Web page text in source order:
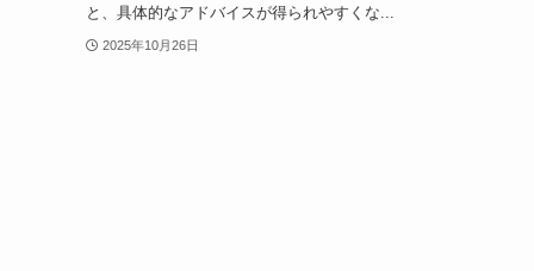
と、具体的なアドバイスが得られやすくな...
2025年10月26日